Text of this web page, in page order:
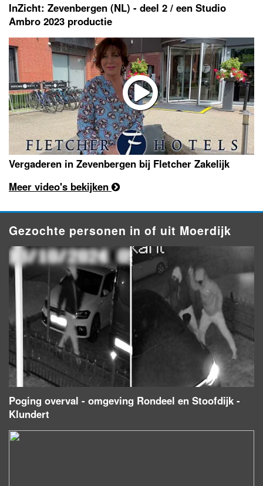
InZicht: Zevenbergen (NL) - deel 2 / een Studio
Ambro 2023 productie
Vergaderen in Zevenbergen bij Fletcher Zakelijk
Meer video's bekijken
Gezochte personen in of uit Moerdijk
Poging overval - omgeving Rondeel en Stoofdijk -
Klundert